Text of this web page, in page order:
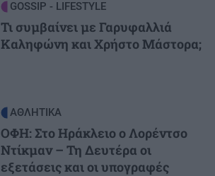
GOSSIP - LIFESTYLE
Τι συμβαίνει με Γαρυφαλλιά
Καληφώνη και Χρήστο Μάστορα;
ΑΘΛΗΤΙΚΑ
ΟΦΗ: Στο Ηράκλειο ο Λορέντσο
Ντίκμαν – Τη Δευτέρα οι
εξετάσεις και οι υπογραφές